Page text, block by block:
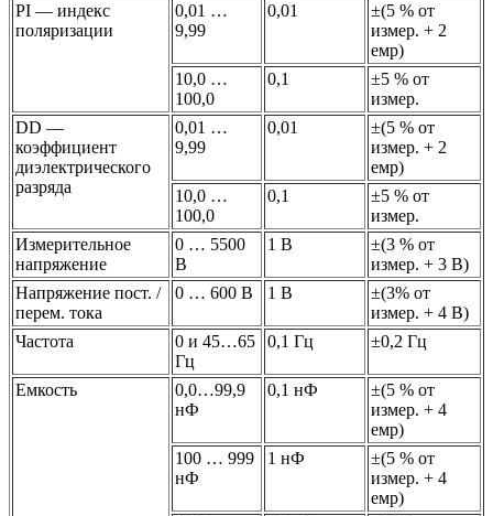
PI — индекс
поляризации
0,01 …
9,99
0,01
±(5 % от
измер. + 2
емр)
10,0 …
100,0
0,1
±5 % от
измер.
DD —
коэффициент
диэлектрического
разряда
0,01 …
9,99
0,01
±(5 % от
измер. + 2
емр)
10,0 …
100,0
0,1
±5 % от
измер.
Измерительное
напряжение
0 … 5500
В
1 В
±(3 % от
измер. + 3 В)
Напряжение пост. /
перем. тока
0 … 600 В 1 В
±(3% от
измер. + 4 В)
Частота
0 и 45…65
Гц
0,1 Гц ±0,2 Гц
Емкость
0,0…99,9
нФ
0,1 нФ
±(5 % от
измер. + 4
емр)
100 … 999
нФ
1 нФ
±(5 % от
измер. + 4
емр)